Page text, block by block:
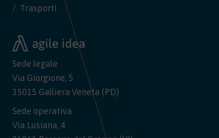
Trasporti
Sede legale
Via Giorgione, 5
35015 Galliera Veneta (PD)
Sede operativa
Via Lusiana, 4